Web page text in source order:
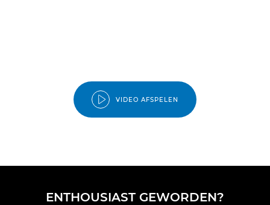
VIDEO AFSPELEN
ENTHOUSIAST GEWORDEN?